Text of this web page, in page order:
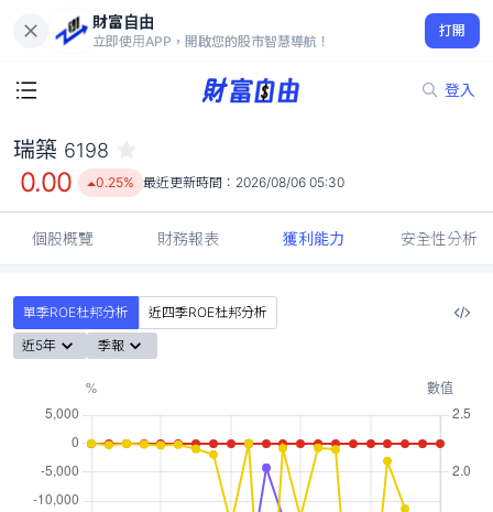
財富自由
立即使用APP，開啟您的股市智慧導航！
打開
登入
0.00
0.25%
瑞築 6198
0.00 0.25% 最近更新時間： 2026/08/06 05:30
個股概覽 財務報表 獲利能力 安全性分析
單季ROE杜邦分析
近四季ROE杜邦分析
近5年
季報